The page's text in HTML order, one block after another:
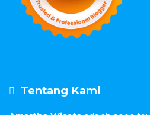
Tentang Kami